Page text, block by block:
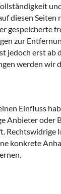
diesen
zur
jedoch erst
werden wir
Einfluss
Anbieter
konkrete